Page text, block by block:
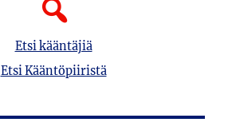
Etsi kääntäjiä
Etsi Kääntöpiiristä